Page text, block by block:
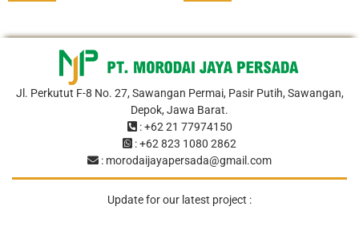
Jl. Perkutut F-8 No. 27, Sawangan Permai, Pasir Putih, Sawangan,
Depok, Jawa Barat.
: +62 21 77974150
: +62 823 1080 2862
: morodaijayapersada@gmail.com
Update for our latest project :